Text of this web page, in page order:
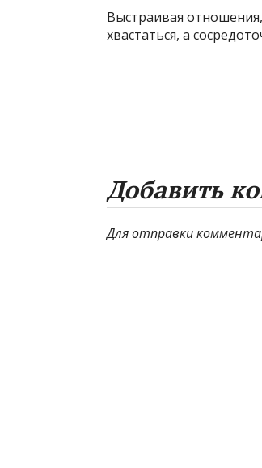
Выстраивая
хвастаться, а
Добавить
Для отправки